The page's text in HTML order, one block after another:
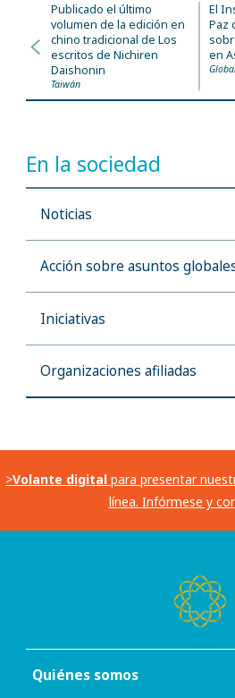
Publicado el último
volumen de la edición en
chino tradicional de Los
escritos de Nichiren
Daishonin
Taiwán
El
Paz
en
En la sociedad
Noticias
Acción sobre asuntos
Iniciativas
Organizaciones afiliadas
>Volante digital para presentar
línea. Infórmese y
Quiénes somos